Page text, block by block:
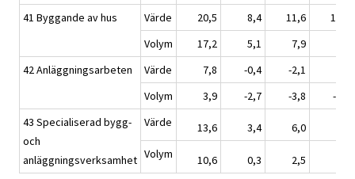
41 Byggande av hus
Värde 20,5 8,4 11,6
10,6
Volym
17,2 5,1 7,9
42 Anläggningsarbeten
Värde 7,8 -0,4 -2,1
Volym
3,9 -2,7 -3,8
-1,1
43 Specialiserad bygg-
och
anläggningsverksamhet
Värde 13,6 3,4 6,0
Volym
10,6 0,3 2,5